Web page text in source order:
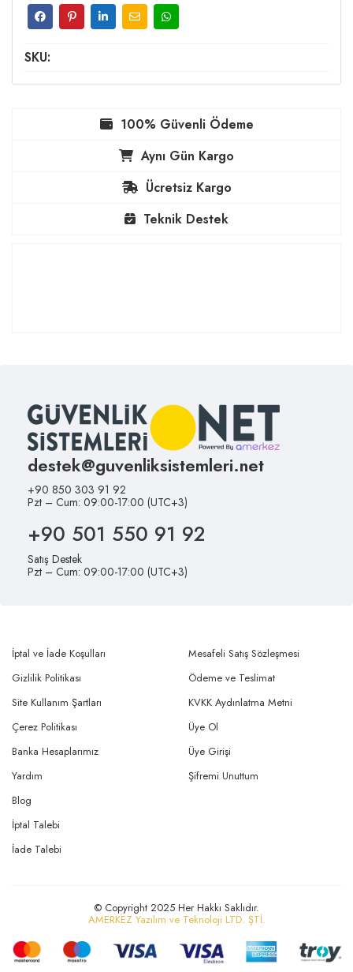
SKU:
100% Güvenli Ödeme
Aynı Gün Kargo
Ücretsiz Kargo
Teknik Destek
destek@guvenliksistemleri.net
+90 850 303 91 92
Pzt – Cum: 09:00-17:00 (UTC+3)
+90 501 550 91 92
Satış Destek
Pzt – Cum: 09:00-17:00 (UTC+3)
İptal ve İade Koşulları
Gizlilik Politikası
Site Kullanım Şartları
Mesafeli Satış Sözleşmesi
Ödeme ve Teslimat
KVKK Aydınlatma Metni
Çerez Politikası
Banka Hesaplarımız
Yardım
Üye Ol
Üye Girişi
Şifremi Unuttum
Blog
İptal Talebi
İade Talebi
© Copyright 2025 Her Hakkı Saklıdır.
AMERKEZ Yazılım ve Teknoloji LTD. ŞTİ.